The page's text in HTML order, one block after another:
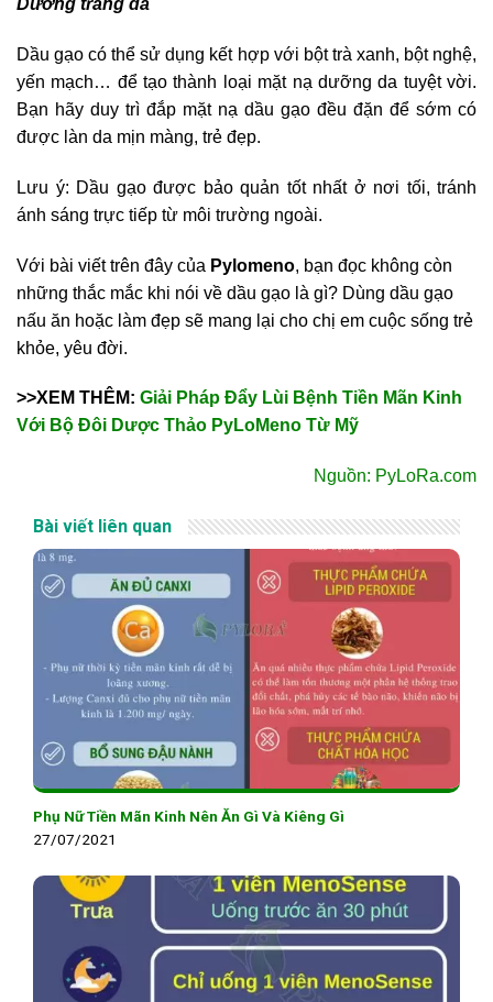
Dưỡng trắng da
Dầu gạo có thể sử dụng kết hợp với bột trà xanh, bột nghệ,
yến mạch… để tạo thành loại mặt nạ dưỡng da tuyệt vời.
Bạn hãy duy trì đắp mặt nạ dầu gạo đều đặn để sớm có
được làn da mịn màng, trẻ đẹp.
Lưu ý: Dầu gạo được bảo quản tốt nhất ở nơi tối, tránh
ánh sáng trực tiếp từ môi trường ngoài.
Với bài viết trên đây của Pylomeno, bạn đọc không còn
những thắc mắc khi nói về dầu gạo là gì? Dùng dầu gạo
nấu ăn hoặc làm đẹp sẽ mang lại cho chị em cuộc sống trẻ
khỏe, yêu đời.
>>XEM THÊM: Giải Pháp Đẩy Lùi Bệnh Tiền Mãn Kinh
Với Bộ Đôi Dược Thảo PyLoMeno Từ Mỹ
Nguồn: PyLoRa.com
Bài viết liên quan
Phụ Nữ Tiền Mãn Kinh Nên Ăn Gì Và Kiêng Gì
27/07/2021